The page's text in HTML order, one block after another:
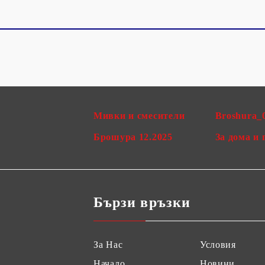
Мивки и смесители
Брошура 12.2025 За дома и
Бързи връзки
За Нас
Условия